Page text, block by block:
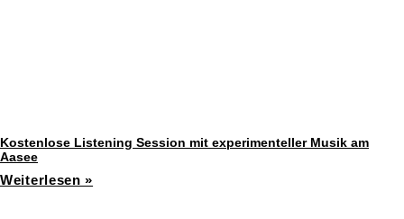
Kostenlose Listening Session mit experimenteller Musik am
Aasee
Weiterlesen »